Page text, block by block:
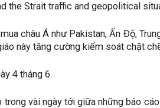
the Strait traffic and geopolitical
châu Á như Pakistan, Ấn Độ,
này tăng cường kiểm soát chặt
4 tháng 6.
vài ngày tới giữa những báo